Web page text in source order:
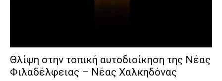
Θλίψη στην τοπική αυτοδιοίκηση της Νέας
Φιλαδέλφειας – Νέας Χαλκηδόνας